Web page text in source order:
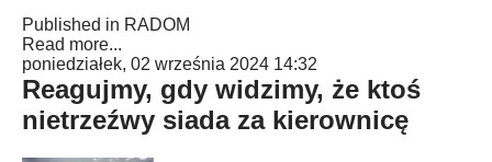
Published in RADOM
Read more...
poniedziałek, 02 września 2024 14:32
Reagujmy, gdy widzimy, że ktoś
nietrzeźwy siada za kierownicę